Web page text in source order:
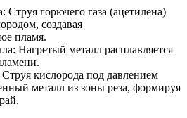
Струя горючего газа (ацетилена)
создавая
пламя.
Нагретый металл расплавляется
кислорода под давлением
металл из зоны реза, формируя